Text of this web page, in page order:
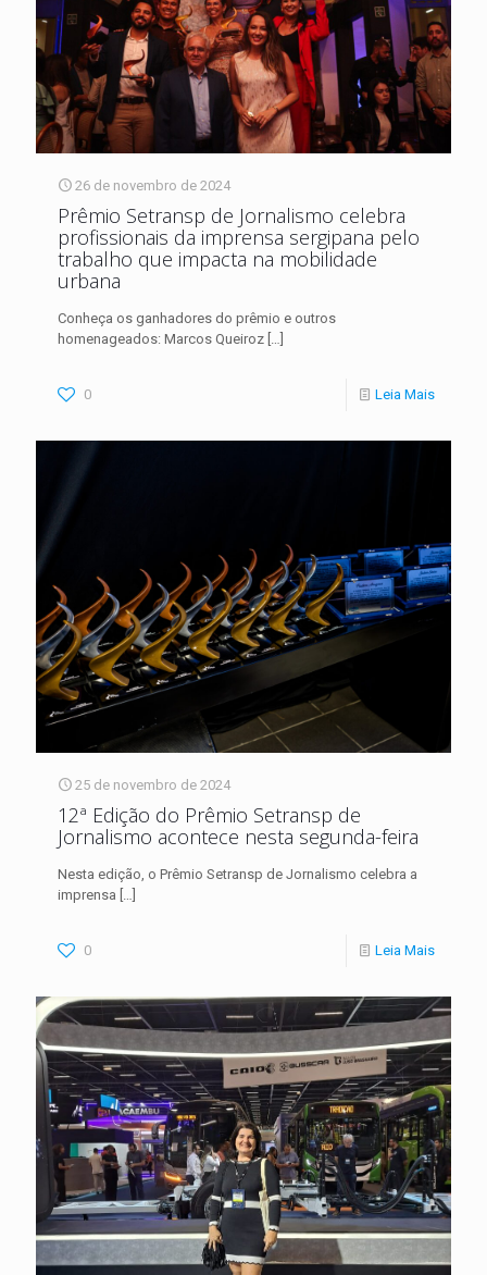
26 de novembro de 2024
Prêmio Setransp de Jornalismo celebra
profissionais da imprensa sergipana pelo
trabalho que impacta na mobilidade
urbana
Conheça os ganhadores do prêmio e outros
homenageados: Marcos Queiroz […]
0 Leia Mais
25 de novembro de 2024
12ª Edição do Prêmio Setransp de
Jornalismo acontece nesta segunda-feira
Nesta edição, o Prêmio Setransp de Jornalismo celebra a
imprensa […]
0 Leia Mais